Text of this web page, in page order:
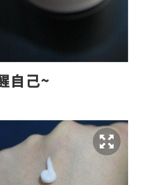
自己~